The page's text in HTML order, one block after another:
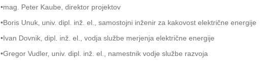
•mag. Peter Kaube, direktor projektov
•Boris Unuk, univ. dipl. inž. el., samostojni inženir za kakovost električne energije
•Ivan Dovnik, dipl. inž. el., vodja službe merjenja električne energije
•Gregor Vudler, univ. dipl. inž. el., namestnik vodje službe razvoja